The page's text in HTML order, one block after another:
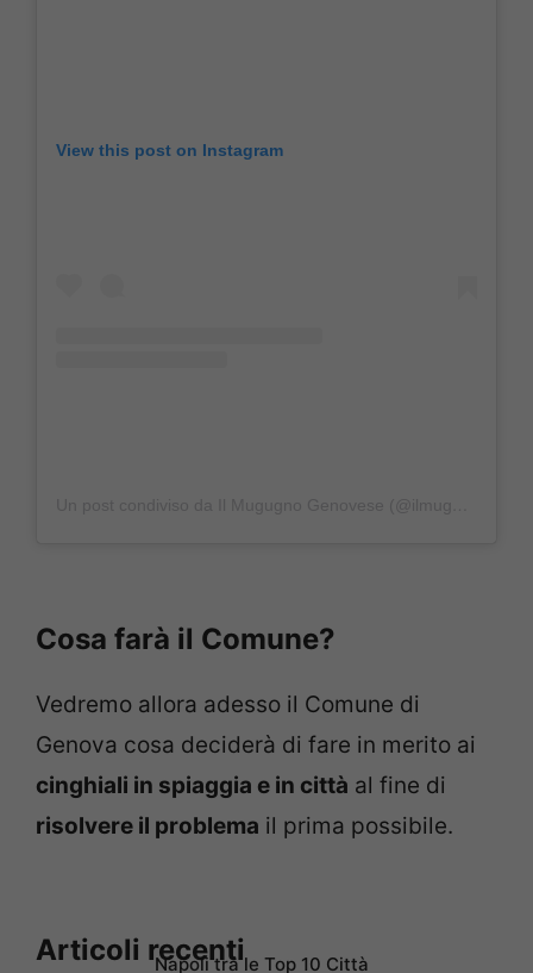
View this post on Instagram
Cosa farà il Comune?
Vedremo allora adesso il Comune di
Genova cosa deciderà di fare in merito ai
cinghiali in spiaggia e in città al fine di
risolvere il problema il prima possibile.
Articoli recentiNapoli tra le Top 10 Città